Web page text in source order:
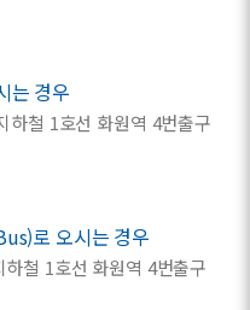
는 경우
하철 1호선 화원역 4번출구
로 오시는 경우
철 1호선 화원역 4번출구